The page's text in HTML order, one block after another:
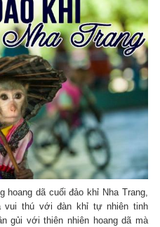
dã cuối đảo khỉ Nha Trang,
vui thú với đàn khỉ tự nhiên tinh
gủi với thiên nhiên hoang dã mà